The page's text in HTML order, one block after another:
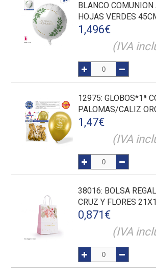
BLANCO COMUNION
HOJAS VERDES
1,496€
(IVA
12975: GLOBOS*1ª
PALOMAS/CALIZ
1,47€
(IVA
38016: BOLSA
CRUZ Y FLORES
0,871 €
(IVA